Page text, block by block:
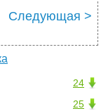
Следующая >
24
25